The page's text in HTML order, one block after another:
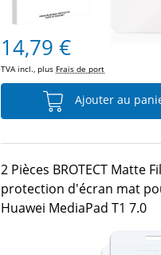
14,79 €
TVA incl., plus Frais de port
Ajouter au
2 Pièces BROTECT Matte
protection d'écran mat
Huawei MediaPad T1 7.0